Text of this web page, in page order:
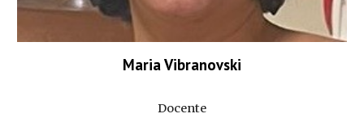
Maria Vibranovski
Docente